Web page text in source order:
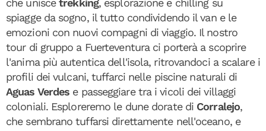
che uniscetrekking, esplorazione e chilling su
spiagge da sogno, il tutto condividendo il van e le
emozioni con nuovi compagni di viaggio. Il nostro
tour di gruppo a Fuerteventura ci porterà a scoprire
l'anima più autentica dell'isola, ritrovandoci a scalare i
profili dei vulcani, tuffarci nelle piscine naturali di
Aguas Verdes e passeggiare tra i vicoli dei villaggi
coloniali. Esploreremo le dune dorate di Corralejo,
che sembrano tuffarsi direttamente nell'oceano, e